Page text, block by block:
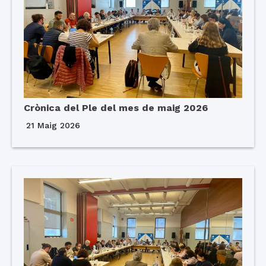
Crònica del Ple del mes de maig 2026
21 Maig 2026